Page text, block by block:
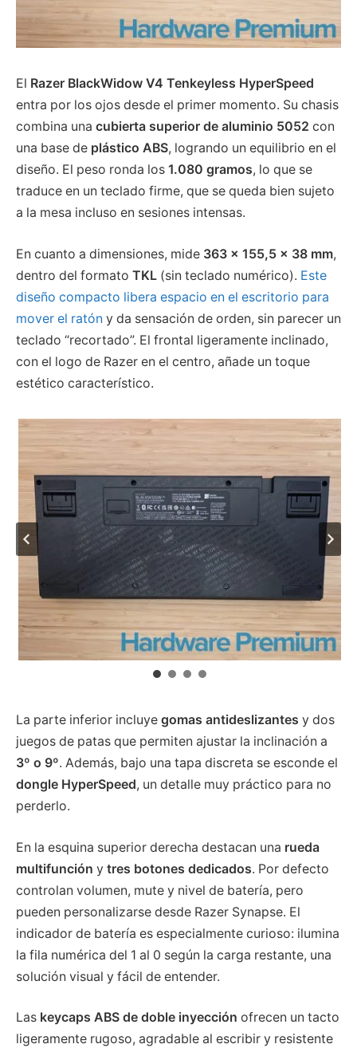
El Razer BlackWidow V4 Tenkeyless HyperSpeed
entra por los ojos desde el primer momento. Su chasis
combina una cubierta superior de aluminio 5052 con
una base de plástico ABS, logrando un equilibrio en el
diseño. El peso ronda los 1.080 gramos, lo que se
traduce en un teclado firme, que se queda bien sujeto
a la mesa incluso en sesiones intensas.
En cuanto a dimensiones, mide 363 × 155,5 × 38 mm,
dentro del formato TKL (sin teclado numérico). Este
diseño compacto libera espacio en el escritorio para
mover el ratón y da sensación de orden, sin parecer un
teclado “recortado”. El frontal ligeramente inclinado,
con el logo de Razer en el centro, añade un toque
estético característico.
La parte inferior incluye gomas antideslizantes y dos
juegos de patas que permiten ajustar la inclinación a
3º o 9º. Además, bajo una tapa discreta se esconde el
dongle HyperSpeed, un detalle muy práctico para no
perderlo.
En la esquina superior derecha destacan una rueda
multifunción y tres botones dedicados. Por defecto
controlan volumen, mute y nivel de batería, pero
pueden personalizarse desde Razer Synapse. El
indicador de batería es especialmente curioso: ilumina
la fila numérica del 1 al 0 según la carga restante, una
solución visual y fácil de entender.
Las keycaps ABS de doble inyección ofrecen un tacto
ligeramente rugoso, agradable al escribir y resistente